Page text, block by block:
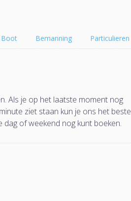
Boot Bemanning Particulieren
Als je op het laatste moment nog
ziet staan kun je ons het beste
dag of weekend nog kunt boeken.